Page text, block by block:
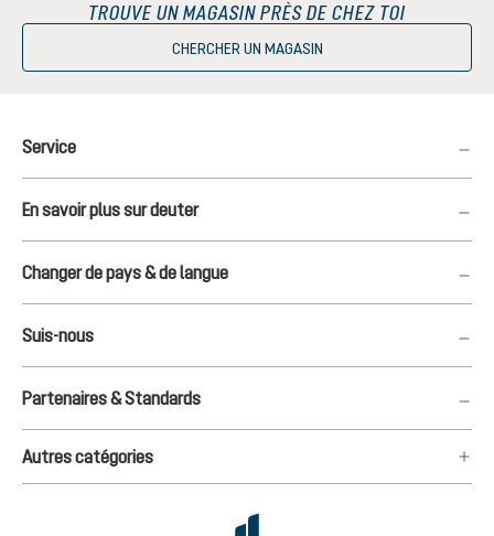
TROUVE UN MAGASIN PRÈS DE CHEZ TOI
CHERCHER UN MAGASIN
Service
En savoir plus sur deuter
Changer de pays & de langue
Suis-nous
Partenaires & Standards
Autres catégories